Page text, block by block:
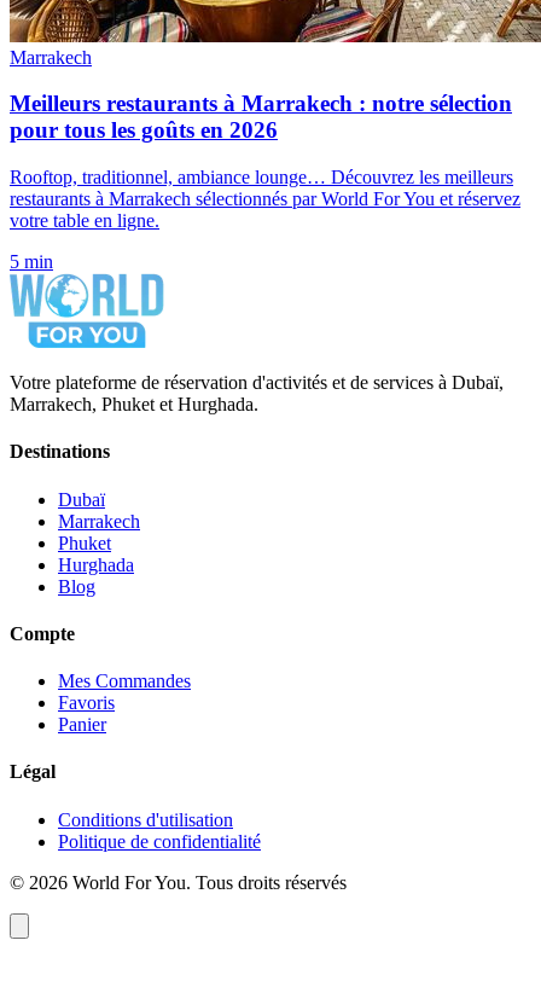
Marrakech
Meilleurs restaurants à Marrakech : notre sélection
pour tous les goûts en 2026
Rooftop, traditionnel, ambiance lounge… Découvrez les meilleurs
restaurants à Marrakech sélectionnés par World For You et réservez
votre table en ligne.
5 min
Votre plateforme de réservation d'activités et de services à Dubaï,
Marrakech, Phuket et Hurghada.
Destinations
Dubaï
Marrakech
Phuket
Hurghada
Blog
Compte
Mes Commandes
Favoris
Panier
Légal
Conditions d'utilisation
Politique de confidentialité
© 2026 World For You. Tous droits réservés